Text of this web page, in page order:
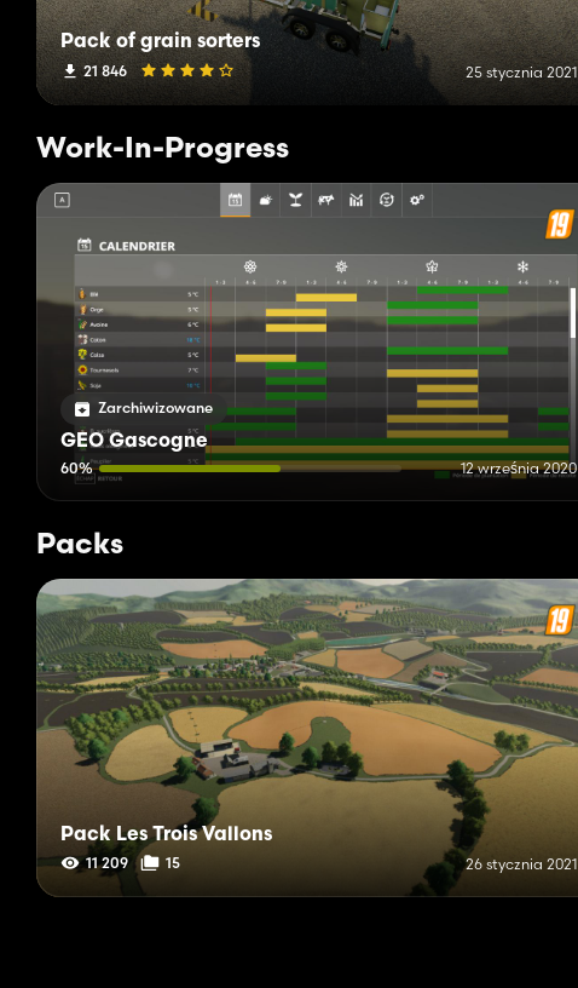
Pack of grain sorters
21 846 25 stycznia 2021
Work-In-Progress
Zarchiwizowane
GEO Gascogne
60% 12 września 2020
Packs
Pack Les Trois Vallons
11 209 15 26 stycznia 2021